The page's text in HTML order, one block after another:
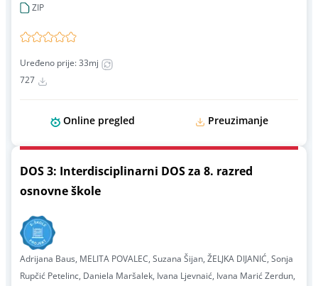
ZIP
Uređeno prije: 33mj
727
Online pregled Preuzimanje
DOS 3: Interdisciplinarni DOS za 8. razred
osnovne škole
Adrijana Baus, MELITA POVALEC, Suzana Šijan, ŽELJKA DIJANIĆ, Sonja
Rupčić Petelinc, Daniela Maršalek, Ivana Ljevnaić, Ivana Marić Zerdun,